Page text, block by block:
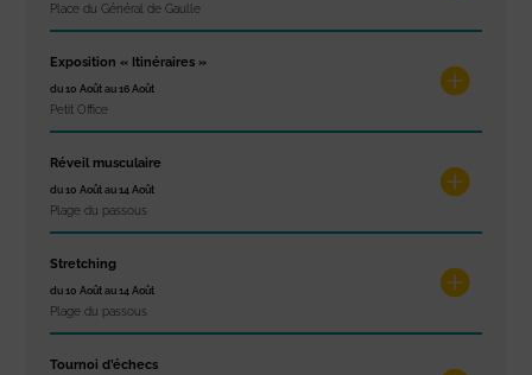
Place du Général de Gaulle
Exposition « Itinéraires »
du 10 Août au 16 Août
Petit Office
Réveil musculaire
du 10 Août au 14 Août
Plage du passous
Stretching
du 10 Août au 14 Août
Plage du passous
Tournoi d’échecs